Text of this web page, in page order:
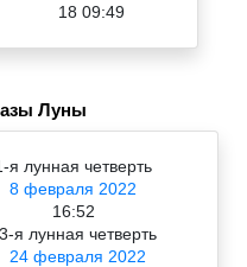
18 09:49
Луны
я лунная четверть
8 февраля 2022
16:52
3-я лунная четверть
24 февраля 2022